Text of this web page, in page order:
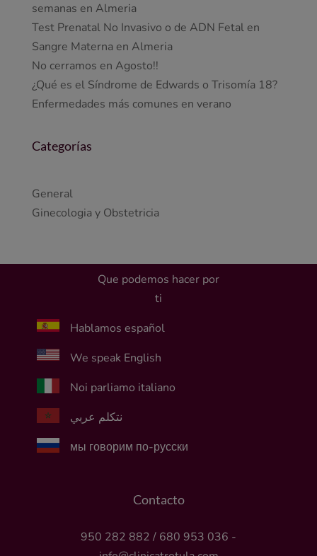
semanas en Almeria
Test Prenatal No Invasivo o de ADN Fetal en
Sangre Materna en Almeria
No cerramos en Agosto!!
¿Qué es el Síndrome de Edwards o Trisomía 18?
Enfermedades más comunes en verano
Categorías
General
Ginecologia y Obstetricia
Que podemos hacer por
ti
Hablamos español
We speak English
Noi parliamo italiano
نتكلم عربي
мы говорим по-русски
Contacto
950 282 882 / 680 953 036 -